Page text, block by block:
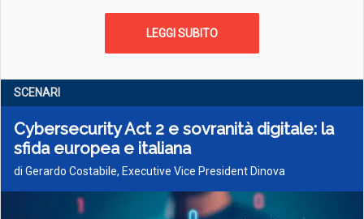
LEGGI SUBITO
SCENARI
Cybersecurity Act 2 e sovranità digitale: la
sfida europea e italiana
di Gerardo Costabile, Executive Vice President Dinova